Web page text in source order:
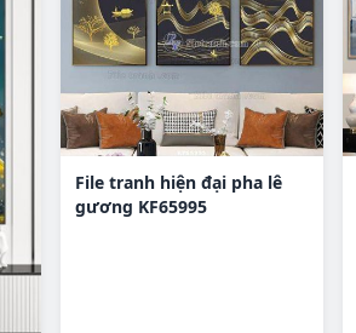
File tranh hiện đại pha lê
gương KF65995